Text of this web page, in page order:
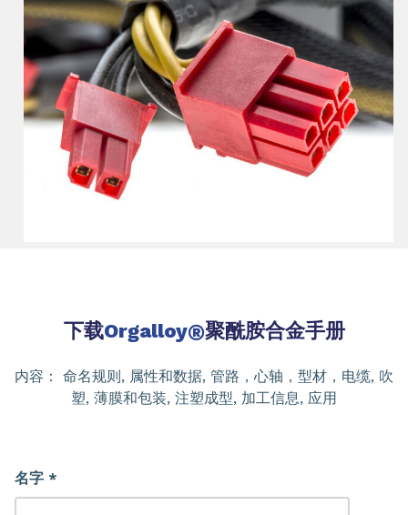
下载Orgalloy®聚酰胺合金手册
内容： 命名规则, 属性和数据, 管路，心轴，型材，电缆, 吹
塑, 薄膜和包装, 注塑成型, 加工信息, 应用
名字 *